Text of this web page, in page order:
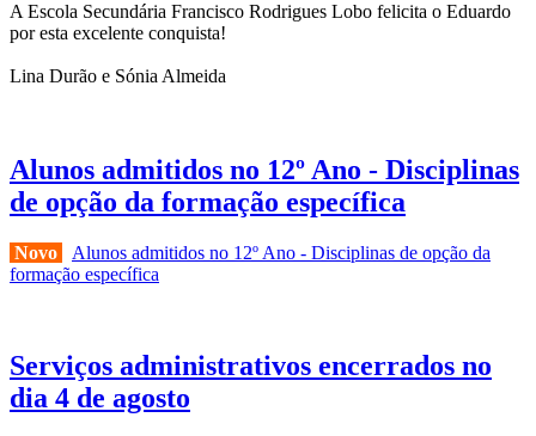
A Escola Secundária Francisco Rodrigues Lobo felicita o Eduardo
por esta excelente conquista!
Lina Durão e Sónia Almeida
Alunos admitidos no 12º Ano - Disciplinas
de opção da formação específica
Novo
Alunos admitidos no 12º Ano - Disciplinas de opção da
formação específica
Serviços administrativos encerrados no
dia 4 de agosto